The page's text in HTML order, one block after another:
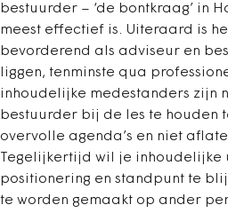
bestuurder – ‘de bontkraag’ in
meest effectief is. Uiteraard is
bevorderend als adviseur en
liggen, tenminste qua
inhoudelijke medestanders zijn
bestuurder bij de les te houden
overvolle agenda’s en niet
Tegelijkertijd wil je inhoudelijke
positionering en standpunt te
te worden gemaakt op ander